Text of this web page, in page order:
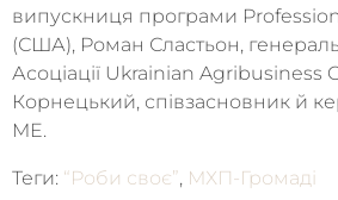
випускниця програми
(США), Роман Сластьон,
Асоціації Ukrainian Agribusiness
Корнецький, співзасновник й
ME.
Теги: “Роби своє”, МХП-Громаді